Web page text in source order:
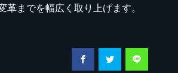
までを幅広く取り上げます。